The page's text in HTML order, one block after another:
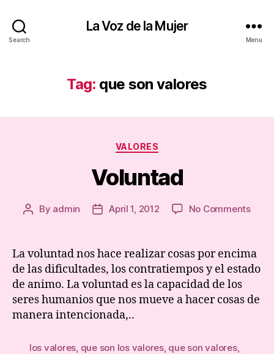
Search
La Voz de la Mujer
Menu
Tag: que son valores
Categories
VALORES
Voluntad
Post
By admin
PostApril 1, 2012 No Commentson
La voluntad nos hace realizar cosas por encima
de las dificultades, los contratiempos y el estado
de animo. La voluntad es la capacidad de los
seres humanios que nos mueve a hacer cosas de
manera intencionada,..
los valores que son los valores, que son valores,